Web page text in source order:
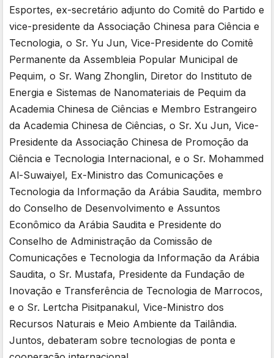
Esportes, ex-secretário adjunto do Comitê do Partido e
vice-presidente da Associação Chinesa para Ciência e
Tecnologia, o Sr. Yu Jun, Vice-Presidente do Comitê
Permanente da Assembleia Popular Municipal de
Pequim, o Sr. Wang Zhonglin, Diretor do Instituto de
Energia e Sistemas de Nanomateriais de Pequim da
Academia Chinesa de Ciências e Membro Estrangeiro
da Academia Chinesa de Ciências, o Sr. Xu Jun, Vice-
Presidente da Associação Chinesa de Promoção da
Ciência e Tecnologia Internacional, e o Sr. Mohammed
Al-Suwaiyel, Ex-Ministro das Comunicações e
Tecnologia da Informação da Arábia Saudita, membro
do Conselho de Desenvolvimento e Assuntos
Econômico da Arábia Saudita e Presidente do
Conselho de Administração da Comissão de
Comunicações e Tecnologia da Informação da Arábia
Saudita, o Sr. Mustafa, Presidente da Fundação de
Inovação e Transferência de Tecnologia de Marrocos,
e o Sr. Lertcha Pisitpanakul, Vice-Ministro dos
Recursos Naturais e Meio Ambiente da Tailândia.
Juntos, debateram sobre tecnologias de ponta e